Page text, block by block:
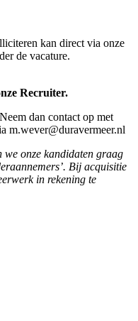
kan direct via onze
de vacature.
Recruiter.
dan contact op met
m.wever@duravermeer.nl
we onze kandidaten graag
Bij acquisitie
in rekening te